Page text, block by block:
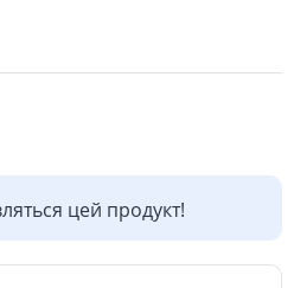
цей продукт!